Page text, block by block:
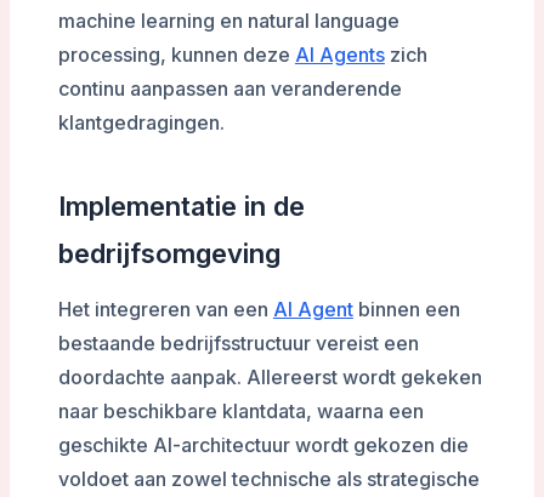
machine learning en natural language
processing, kunnen deze AI Agentszich
continu aanpassen aan veranderende
klantgedragingen.
Implementatie in de
bedrijfsomgeving
Het integreren van een AI Agentbinnen een
bestaande bedrijfsstructuur vereist een
doordachte aanpak. Allereerst wordt gekeken
naar beschikbare klantdata, waarna een
geschikte AI-architectuur wordt gekozen die
voldoet aan zowel technische als strategische